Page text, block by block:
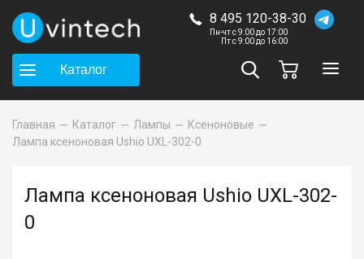
8 495 120-38-30
Пн-чт с 9:00 до 17:00
Пт с 9:00 до 16:00
Каталог
Главная Каталог Лампы
Ксеноновые
Лампа ксеноновая Ushio UXL-302-0
Лампа ксеноновая Ushio UXL-302-
0